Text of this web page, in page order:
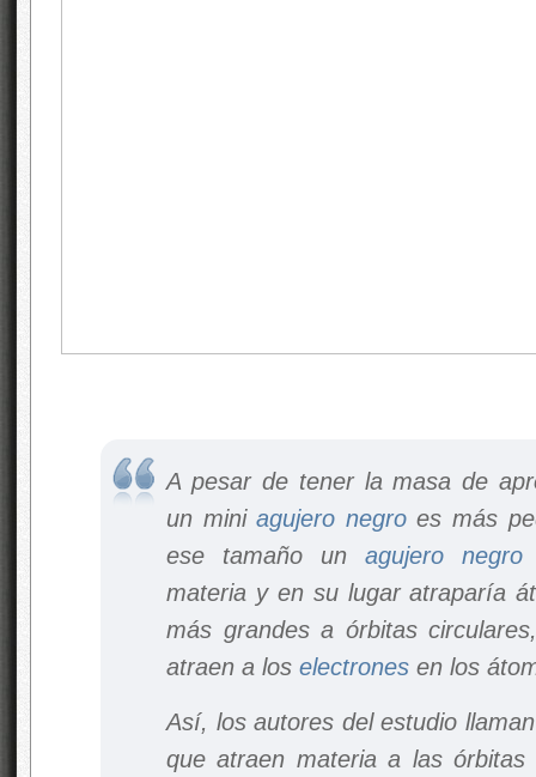
A pesar de tener la masa de
un miniagujero negroes más
ese tamaño un agujero negro
materia y en su lugar atraparía
más grandes a órbitas
atraen a los electrones en los
Así, los autores del estudio
que atraen materia a las órbitas